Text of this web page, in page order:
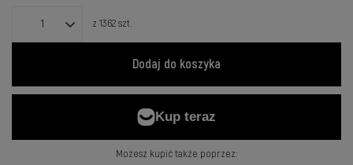
z 1362szt.
Dodaj do koszyka
Możesz kupić także poprzez: